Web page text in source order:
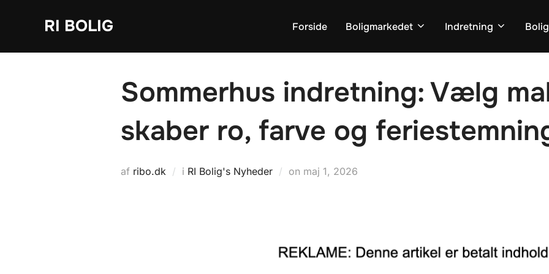
RI BOLIG Forside Boligmarkedet Indretning
Sommerhus indretning: Vælg
skaber ro, farve og
af ribo.dk i RI Bolig's Nyheder on Udgivet
maj 1, 2026